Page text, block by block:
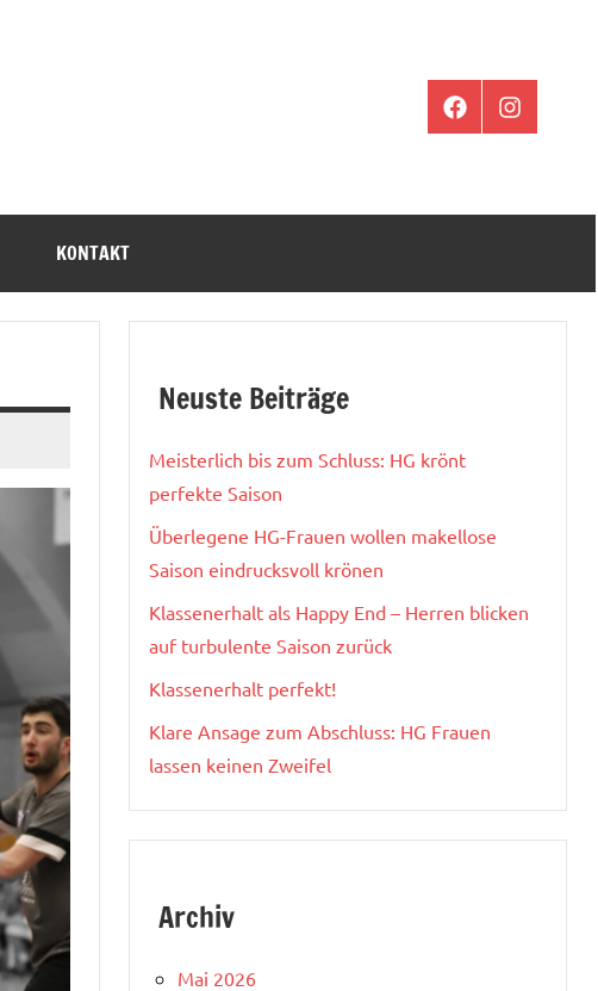
FacebookInstagram
KONTAKT
Neuste Beiträge
Meisterlich bis zum Schluss: HG krönt
perfekte Saison
Überlegene HG-Frauen wollen makellose
Saison eindrucksvoll krönen
Klassenerhalt als Happy End – Herren blicken
auf turbulente Saison zurück
Klassenerhalt perfekt!
Klare Ansage zum Abschluss: HG Frauen
lassen keinen Zweifel
Archiv
Mai 2026